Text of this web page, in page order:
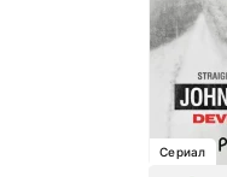
Сериал